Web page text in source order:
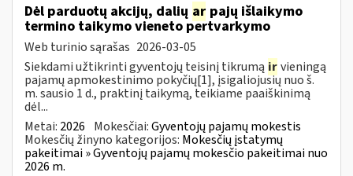
Dėl parduotų akcijų, dalių ar pajų išlaikymo
termino taikymo vieneto pertvarkymo
Web turinio sąrašas 2026-03-05
Siekdami užtikrinti gyventojų teisinį tikrumą irvieningą
pajamų apmokestinimo pokyčių[1], įsigaliojusių nuo š.
m. sausio 1 d., praktinį taikymą, teikiame paaiškinimą
dėl...
Metai: 2026 Mokesčiai:Gyventojų pajamų mokestis
Mokesčių žinyno kategorijos: Mokesčių įstatymų
pakeitimai » Gyventojų pajamų mokesčio pakeitimai nuo
2026 m.